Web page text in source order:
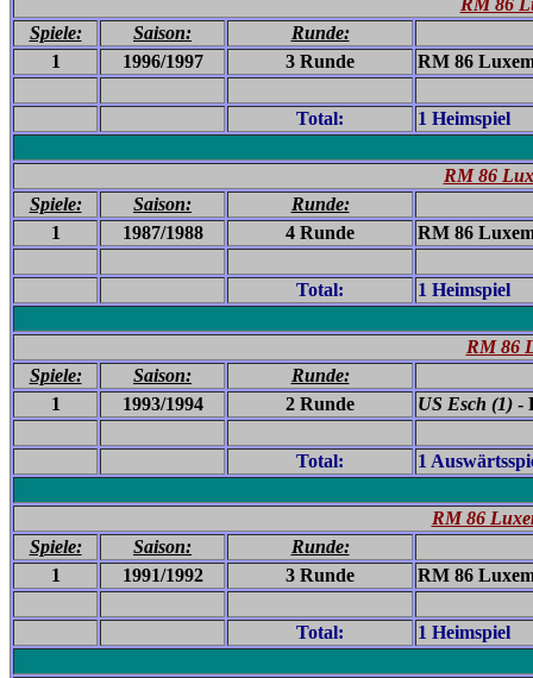
RM 86
Spiele:
Saison:
Runde:
1
1996/1997 3 Runde RM 86
Total: 1 Heimspiel
RM 86
Spiele:
Saison:
Runde:
1
1987/1988 4 Runde RM 86
Total: 1 Heimspiel
RM 86
Spiele:
Saison:
Runde:
1
1993/1994 2 Runde US Esch (1) -
Total: 1
RM 86
Spiele:
Saison:
Runde:
1
1991/1992 3 Runde RM 86
Total: 1 Heimspiel